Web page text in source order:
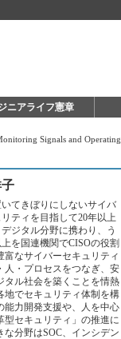
ニアライフ憲章
Signals and Operating
いてきぼりにしないサイバ
ティを目指して20年以上
ジタル分野に携わり、う
を国連機関でCISOの役割
富なサイバーセキュリティ
人・プロセスをつなぎ、安
タル社会を築くことを情熱
地でセキュリティ体制を構
能力開発支援や、人を中心
型セキュリティ」の推進に
な分野はSOC、インシデン